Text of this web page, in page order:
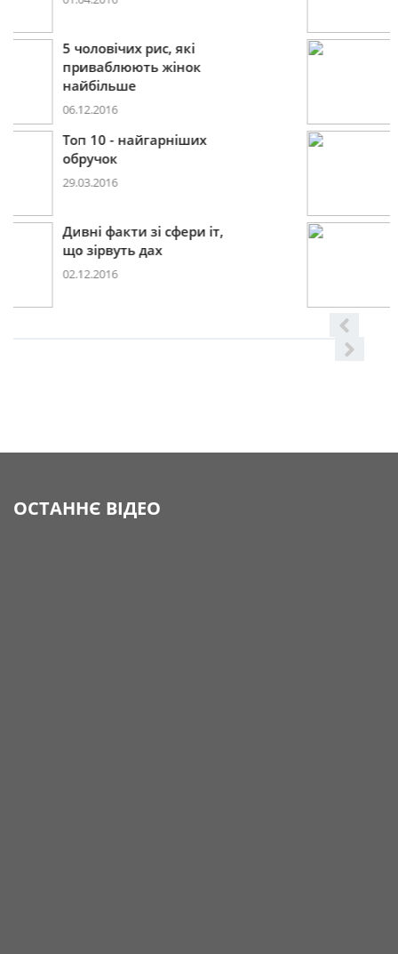
10 лайфхаків: як легко
прокидатися вранці
Що буде модним у
Дивні факти зі сфери іт,
що
ОСТАННЄ ВІДЕО